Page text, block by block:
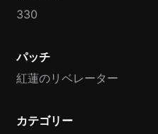
330
パッチ
紅蓮のリベレーター
カテゴリー